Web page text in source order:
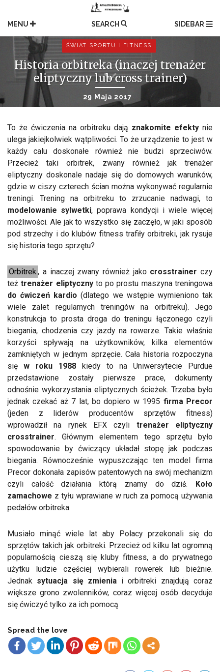
content
MENU SEARCH SIDEBAR
ŚWIAT SPORTU I FITNESS
Historia orbitreka (inaczej trenażer
eliptyczny lub cross trainer)
29 Maja 2017
To że ćwiczenia na orbitreku dają znakomite efekty nie
ulega jakiejkolwiek wątpliwości. To że urządzenie to jest w
każdy calu doskonałe również nie budzi sprzeciwów.
Przecież taki orbitrek, zwany również jak trenażer
eliptyczny doskonale nadaje się do domowych warunków,
gdzie w ciszy czterech ścian można wykonywać regularnie
treningi. Trening na orbitreku to zrzucanie nadwagi, to
modelowanie sylwetki, poprawa kondycji i wiele więcej
możliwości. Ale jak to wszystko się zaczęło, w jaki sposób
pod strzechy i do klubów fitness trafiły orbitreki, jak rysuje
się historia tego sprzętu?
Orbitrek, a inaczej zwany również jako crosstrainer czy
teżtrenażer eliptycznyto po prostu maszyna treningowa
do ćwiczeń kardio (dlatego we wstępie wymieniono tak
wiele zalet regularnych treningów na orbitreku). Jego
konstrukcja to prosta droga do treningu łączonego czyli
biegania, chodzenia czy jazdy na rowerze. Takie właśnie
korzyści spływają na użytkowników, kilka elementów
zamkniętych w jednym sprzęcie. Cała historia rozpoczyna
się w roku 1988 kiedy to na Uniwersytecie Purdue
przedstawione zostały pierwsze prace, dokumenty
odnośnie wykorzystania eliptycznych ścieżek. Trzeba było
jednak czekać aż 7 lat, bo dopiero w 1995 firma Precor
(jeden z liderów producentów sprzętów fitness)
wprowadził na rynek EFX czyli trenażer eliptyczny
crosstrainer. Głównym elementem tego sprzętu było
spowodowanie by ćwiczący układał stopę jak podczas
biegania. Równocześnie wypuszczając ten model firma
Precor dokonała zapisów patentowych na swój mechanizm
czyli całość działania którą znamy do dziś.
Koło
zamachowe z tyłu wprawiane w ruch za pomocą używania
pedałów orbitreka.
Musiało minąć wiele lat aby Polacy przekonali się do
sprzętów takich jak orbitreki. Przecież od kilku lat ogromną
popularnością cieszą się kluby fitness, a do prywatnego
użytku ludzie częściej wybierali rowerek lub bieżnie.
Jednak sytuacja się zmieniai orbitreki znajdują coraz
większe grono zwolenników, coraz więcej osób decyduje
się ćwiczyć tylko za ich pomocą
Spread the love